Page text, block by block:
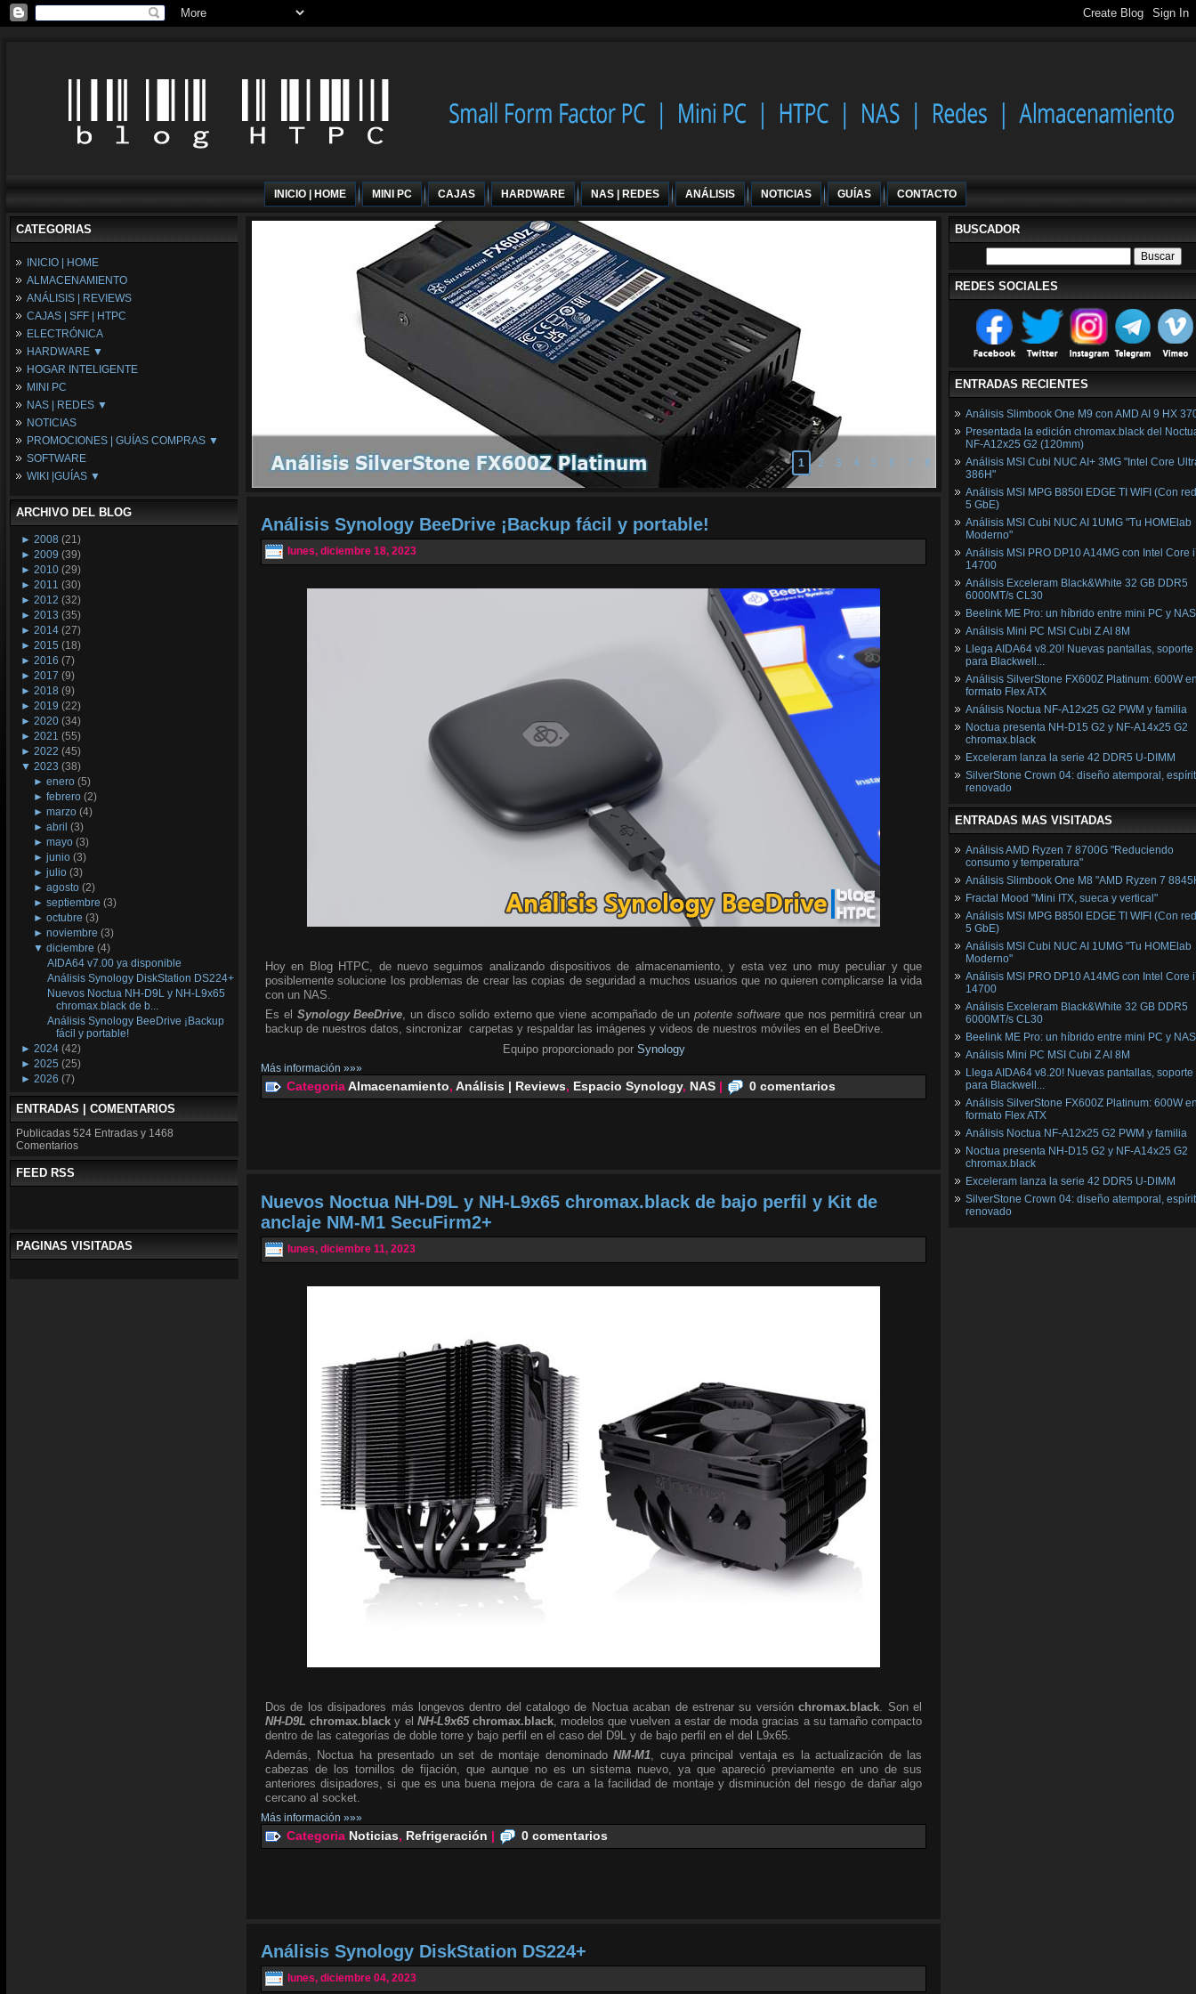
INICIO | HOME MINI PC CAJAS HARDWARE NAS | REDES ANÁLISIS NOTICIAS GUÍAS CONTACTO
CATEGORIAS
INICIO | HOME
ALMACENAMIENTO
ANÁLISIS | REVIEWS
CAJAS | SFF | HTPC
ELECTRÓNICA
HARDWARE ▼
Fuentes de Alimentación
Memória RAM
Placas Base
Procesadores
Periféricos
Refrigeración
Tarjetas Gráficas
HOGAR INTELIGENTE
MINI PC
NAS | REDES ▼
NAS
Espacio Synology
Redes
NOTICIAS
PROMOCIONES | GUÍAS COMPRAS ▼
Configuraciones Ordenadores
Guías de Compras
SOFTWARE
WIKI |GUÍAS ▼
Wikipedia
ARCHIVO DEL BLOG
► 2008 (21)
► 2009 (39)
► 2010 (29)
► 2011 (30)
► 2012 (32)
► 2013 (35)
► 2014 (27)
► 2015 (18)
► 2016 (7)
► 2017 (9)
► 2018 (9)
► 2019 (22)
► 2020 (34)
► 2021 (55)
► 2022 (45)
▼ 2023 (38)
►enero (5)
►febrero (2)
►marzo (4)
►abril (3)
►mayo (3)
►junio (3)
►julio (3)
►agosto (2)
►septiembre (3)
►octubre (3)
►noviembre (3)
▼diciembre (4)
AIDA64 v7.00 ya disponible
Análisis Synology DiskStation DS224+
Nuevos Noctua NH-D9L y NH-L9x65
chromax.black de b...
Análisis Synology BeeDrive ¡Backup
fácil y portable!
► 2024 (42)
► 2025 (25)
► 2026 (7)
ENTRADAS | COMENTARIOS
Publicadas 524 Entradas y 1468
Comentarios
FEED RSS
PAGINAS VISITADAS
1 2 3 4 5 6 7 8
Análisis Synology BeeDrive ¡Backup fácil y portable!
lunes, diciembre 18, 2023
Hoy en Blog HTPC, de nuevo seguimos analizando dispositivos de almacenamiento, y esta vez uno muy peculiar y que
posiblemente solucione los problemas de crear las copias de seguridad a muchos usuarios que no quieren complicarse la vida
con un NAS.
Es el Synology BeeDrive, un disco solido externo que viene acompañado de unpotente software que nos permitirá crear un
backup de nuestros datos, sincronizar carpetas y respaldar las imágenes y videos de nuestros móviles en el BeeDrive.
Equipo proporcionado por Synology
Más información »»»
CategoriaAlmacenamiento, Análisis | Reviews, Espacio Synology, NAS | 0 comentarios
Nuevos Noctua NH-D9L y NH-L9x65 chromax.black de bajo perfil y Kit de
anclaje NM-M1 SecuFirm2+
lunes, diciembre 11, 2023
Dos de los disipadores más longevos dentro del catalogo de Noctua acaban de estrenar su versiónchromax.black . Son el
NH-D9Lchromax.blacky el NH-L9x65 chromax.black, modelos que vuelven a estar de moda gracias a su tamaño compacto
dentro de las categorías de doble torre y bajo perfil en el caso del D9L y de bajo perfil en el del L9x65.
Además, Noctua ha presentado un set de montaje denominadoNM-M1, cuya principal ventaja es la actualización de las
cabezas de los tornillos de fijación, que aunque no es un sistema nuevo, ya que apareció previamente en uno de sus
anteriores disipadores, si que es una buena mejora de cara a la facilidad de montaje y disminución del riesgo de dañar algo
cercano al socket.
Más información »»»
Categoria Noticias, Refrigeración | 0 comentarios
Análisis Synology DiskStation DS224+
lunes, diciembre 04, 2023
BUSCADOR
REDES SOCIALES
ENTRADAS RECIENTES
Análisis Slimbook One M9 con AMD AI 9 HX
Presentada la edición chromax.black del
NF‑A12x25 G2 (120mm)
Análisis MSI Cubi NUC AI+ 3MG "Intel Core
386H"
Análisis MSI MPG B850I EDGE TI WIFI (Con
5 GbE)
Análisis MSI Cubi NUC AI 1UMG "Tu HOMElab
Moderno"
Análisis MSI PRO DP10 A14MG con Intel Core
14700
Análisis Exceleram Black&White 32 GB DDR5
6000MT/s CL30
Beelink ME Pro: un híbrido entre mini PC y NAS
Análisis Mini PC MSI Cubi Z AI 8M
Llega AIDA64 v8.20! Nuevas pantallas, soporte
para Blackwell...
Análisis SilverStone FX600Z Platinum: 600W
formato Flex ATX
Análisis Noctua NF-A12x25 G2 PWM y familia
Noctua presenta NH-D15 G2 y NF-A14x25 G2
chromax.black
Exceleram lanza la serie 42 DDR5 U-DIMM
SilverStone Crown 04: diseño atemporal,
renovado
ENTRADAS MAS VISITADAS
Análisis AMD Ryzen 7 8700G "Reduciendo
consumo y temperatura"
Análisis Slimbook One M8 "AMD Ryzen 7
Fractal Mood "Mini ITX, sueca y vertical"
Análisis MSI MPG B850I EDGE TI WIFI (Con
5 GbE)
Análisis MSI Cubi NUC AI 1UMG "Tu HOMElab
Moderno"
Análisis MSI PRO DP10 A14MG con Intel Core
14700
Análisis Exceleram Black&White 32 GB DDR5
6000MT/s CL30
Beelink ME Pro: un híbrido entre mini PC y NAS
Análisis Mini PC MSI Cubi Z AI 8M
Llega AIDA64 v8.20! Nuevas pantallas, soporte
para Blackwell...
Análisis SilverStone FX600Z Platinum: 600W
formato Flex ATX
Análisis Noctua NF-A12x25 G2 PWM y familia
Noctua presenta NH-D15 G2 y NF-A14x25 G2
chromax.black
Exceleram lanza la serie 42 DDR5 U-DIMM
SilverStone Crown 04: diseño atemporal,
renovado